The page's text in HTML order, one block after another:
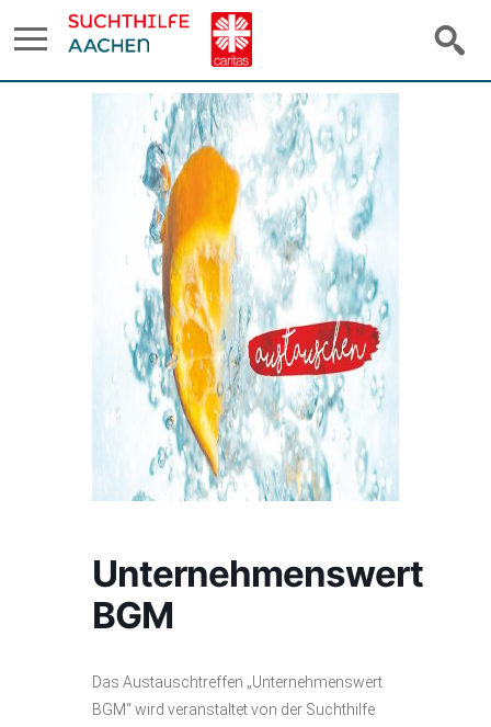
Unternehmenswert
BGM
Das Austauschtreffen „Unternehmenswert
BGM“ wird veranstaltet von der Suchthilfe